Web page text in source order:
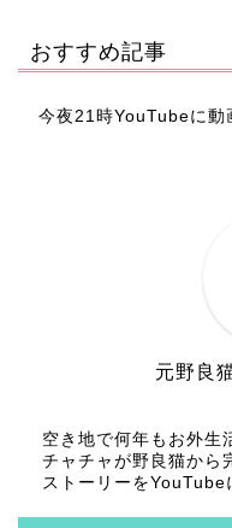
おすすめ記事
今夜21時YouTubeに動
元野良
空き地で何年もお外生
チャチャが野良猫から
ストーリーをYouTube